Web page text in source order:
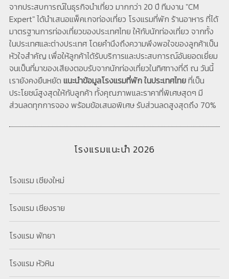
จากประสบการณ์ในธุรกิจนำเที่ยว มากกว่า 20 ปี ทีมงาน "CM
Expert" ได้นำเสนอแพ็คเกจท่องเที่ยว โรงแรมที่พัก ร้านอาหาร ที่ได้
มาตรฐานการท่องเที่ยวของประเทศไทย ให้กับนักท่องเที่ยว จากทั้ง
ในประเทศและต่างประเทศ โดยคำนึงถึงความพึงพอใจของลูกค้าเป็น
หัวใจสำคัญ เพื่อให้ลูกค้าได้รับบริการและประสบการณ์อันยอดเยี่ยม
จนเป็นที่มาของเสียงตอบรับจากนักท่องเที่ยวในทิศทางที่ดี ณ วันนี้
เรายังคงยืนหยัด แนะนำข้อมูลโรงแรมที่พัก ในประเทศไทยที่เป็น
ประโยชน์สูงสุดให้กับลูกค้า ทั้งคุณภาพและราคาที่พิเศษสุดๆ มี
ส่วนลดทุกการจอง พร้อมข้อเสนอพิเศษ รับส่วนลดสูงสุดถึง 70%
โรงแรมแนะนำ 2026
โรงแรม เชียงใหม่
โรงแรม เชียงราย
โรงแรม พัทยา
โรงแรม หัวหิน